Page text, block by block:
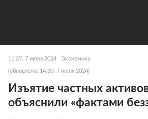
11:27, 7 июня 2024 Экономика
(обновлено: 14:30, 7 июня 2024)
Изъятие частных
объяснили «фактами